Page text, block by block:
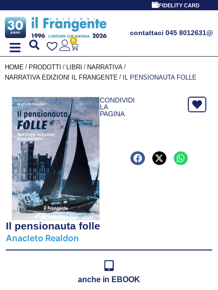
FIDELITY CARD
contattaci 045 8012631@
0
HOME / PRODOTTI / LIBRI / NARRATIVA /
NARRATIVA EDIZIONI IL FRANGENTE / IL PENSIONAUTA FOLLE
CONDIVIDI
LA
PAGINA
Il pensionauta folle
Anacleto Realdon
anche in EBOOK